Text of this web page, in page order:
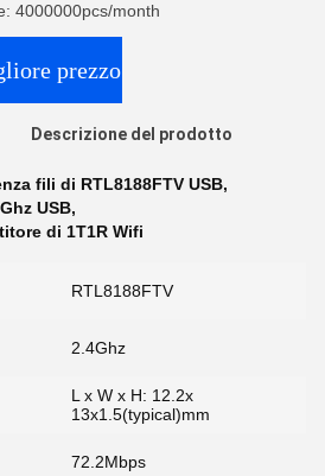
4000000pcs/month
prezzo
Descrizione del prodotto
fili di RTL8188FTV USB,
USB,
di 1T1R Wifi
RTL8188FTV
2.4Ghz
L x W x H: 12.2x
13x1.5(typical)mm
72.2Mbps